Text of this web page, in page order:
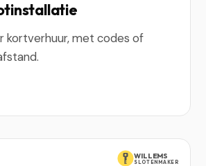
kortverhuur, met codes of
WILLEMS
SLOTENMAKER